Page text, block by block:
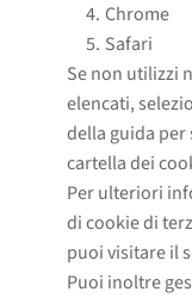
Chrome
Safari
Se non utilizzi
elencati,
della guida per
cartella dei
Per ulteriori
di cookie di
puoi visitare il
Puoi inoltre